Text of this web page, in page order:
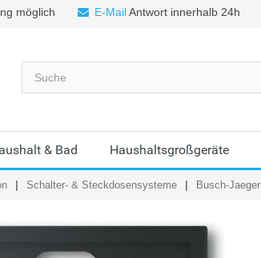
möglich E-MailAntwort innerhalb 24h
& Bad Haushaltsgroßgeräte
Schalter- & Steckdosensysteme Busch-Jaeger